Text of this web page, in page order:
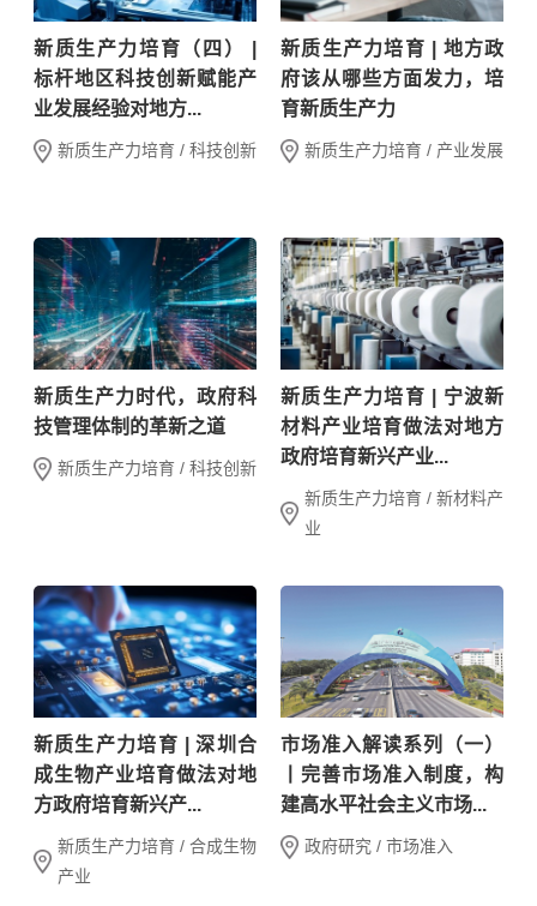
新质生产力培育（四） |
标杆地区科技创新赋能产
业发展经验对地方...
新质生产力培育 / 科技创新
新质生产力培育 | 地方政
府该从哪些方面发力，培
育新质生产力
新质生产力培育 / 产业发展
新质生产力时代，政府科
技管理体制的革新之道
新质生产力培育 / 科技创新
新质生产力培育 | 宁波新
材料产业培育做法对地方
政府培育新兴产业...
新质生产力培育 / 新材料产
业
新质生产力培育 | 深圳合
成生物产业培育做法对地
方政府培育新兴产...
新质生产力培育 / 合成生物
产业
市场准入解读系列（一）
丨完善市场准入制度，构
建高水平社会主义市场...
政府研究 / 市场准入